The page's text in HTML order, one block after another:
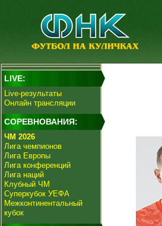
LIVE:
Live-результаты
Онлайн трансляции
СОРЕВНОВАНИЯ:
ЧМ 2026
Лига чемпионов
Лига Европы
Лига конференций
Лига наций
Клубный ЧМ
Суперкубок УЕФА
Межконтинентальный
кубок